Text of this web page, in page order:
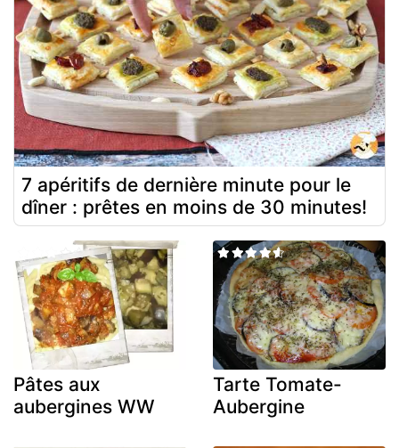
7 apéritifs de dernière minute pour le
dîner : prêtes en moins de 30 minutes!
Pâtes aux
aubergines WW
Tarte Tomate-
Aubergine